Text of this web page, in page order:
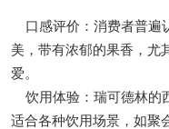
口感评价：消费者普遍
美，带有浓郁的果香，尤
爱。
饮用体验：瑞可德林的
适合各种饮用场景，如聚